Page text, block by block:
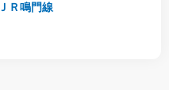
ＪＲ鳴門線